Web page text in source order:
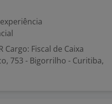
Cargo: Fiscal de Caixa
753 - Bigorrilho - Curitiba,